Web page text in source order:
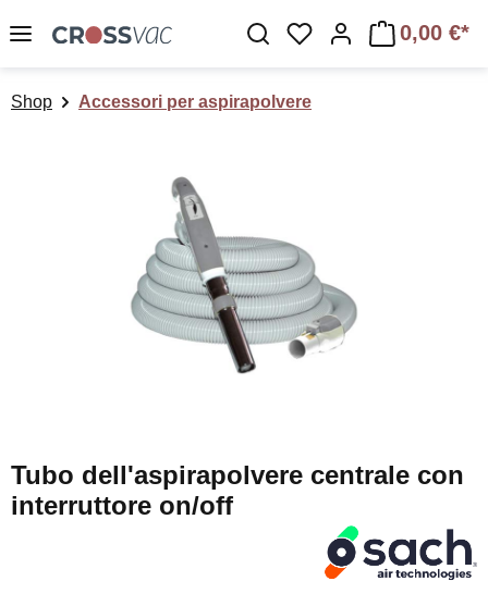
Passa al contenuto principale Hai 0 articoli nella
0,00 €*
Shop Accessori per aspirapolvere
Tubo dell'aspirapolvere centrale con
interruttore on/off